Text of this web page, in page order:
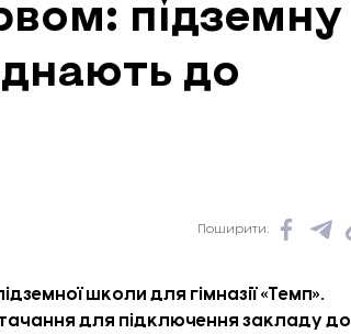
підземну
до
Поширити:
школи для гімназії «Темп».
для підключення закладу до